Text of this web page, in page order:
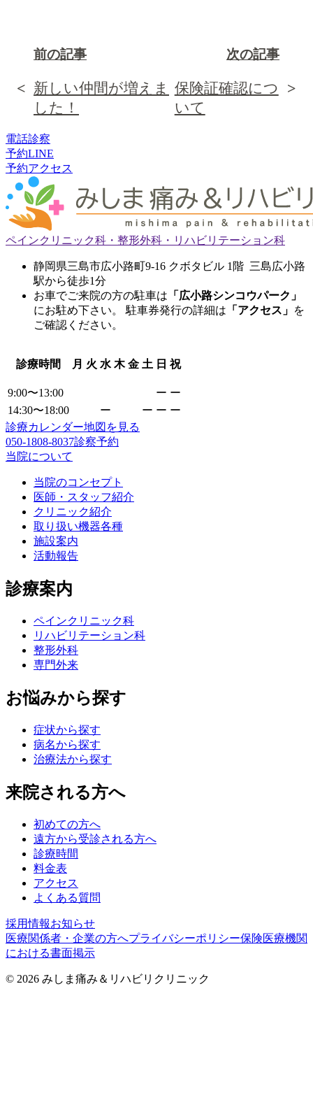
前の記事
新しい仲間が増えま
した！
次の記事
保険証確認につ
いて
電話診察
予約LINE
予約アクセス
ペインクリニック科・整形外科・リハビリテーション科
静岡県三島市広小路町9-16 クボタビル 1階 三島広小路
駅から徒歩1分
お車でご来院の方の駐車は 「広小路シンコウパーク」
にお駐め下さい。 駐車券発行の詳細は 「アクセス」 を
ご確認ください。
診療時間 月 火 水 木 金 土 日 祝
9:00〜13:00 ー ー
14:30〜18:00
ー ー ー ー
診療カレンダー地図を見る
050-1808-8037診察予約
当院について
当院のコンセプト
医師・スタッフ紹介
クリニック紹介
取り扱い機器各種
施設案内
活動報告
診療案内
ペインクリニック科
リハビリテーション科
整形外科
専門外来
お悩みから探す
症状から探す
病名から探す
治療法から探す
来院される方へ
初めての方へ
遠方から受診される方へ
診療時間
料金表
アクセス
よくある質問
採用情報お知らせ
医療関係者・企業の方へプライバシーポリシー保険医療機関
における書面掲示
© 2026 みしま痛み＆リハビリクリニック